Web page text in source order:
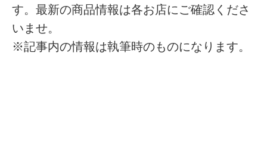
す。最新の商品情報は各お店にご確認くださ
いませ。
※記事内の情報は執筆時のものになります。